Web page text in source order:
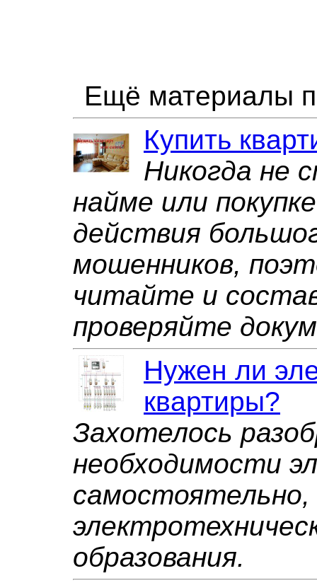
Ещё материалы
Купить
Никогда не
найме или
действия
мошенников,
читайте и
проверяйте
Нужен ли
квартиры?
Захотелось
необходимости
образования.